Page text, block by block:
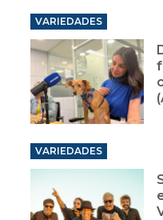
VARIEDADES
VARIEDADES